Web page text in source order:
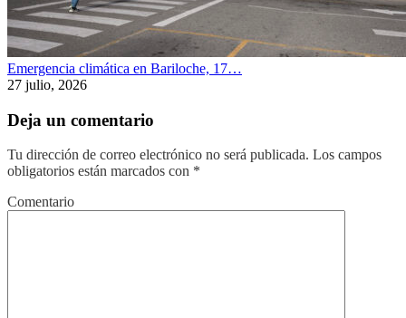
Emergencia climática en Bariloche, 17…
27 julio, 2026
Deja un comentario
Tu dirección de correo electrónico no será publicada. Los campos
obligatorios están marcados con *
Comentario